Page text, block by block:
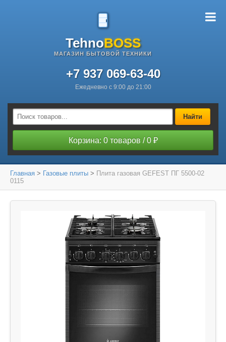
TehnoBOSS
МАГАЗИН БЫТОВОЙ ТЕХНИКИ
+7 937 069-63-40
Ежедневно с 9:00 до 21:00
Найти
Корзина: 0 товаров / 0 ₽
Главная > Газовые плиты > Плита газовая GEFEST ПГ 5500-02
0115